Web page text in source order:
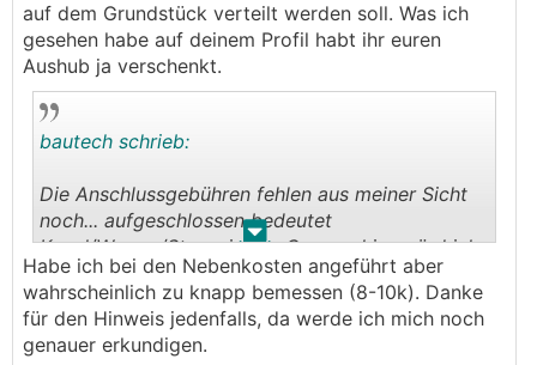
auf dem Grundstück verteilt werden soll. Was ich
gesehen habe auf deinem Profil habt ihr euren
Aushub ja verschenkt.
. .
bautech schrieb:
Die Anschlussgebühren fehlen aus meiner Sicht
noch... aufgeschlossen bedeutet
Kanal/Wasser/Strom in der Gasse - hier würd ich
an deiner Stelle nochmal Rücksprache mit den
Leitungsträgern halten und abklopfen, ob die
wirklich bis an deine Grundgrenze gehen. Sollte
das so sein musst du "nur mehr" die Anschlüsse
Habe ich bei den Nebenkosten angeführt aber
wahrscheinlich zu knapp bemessen (8-10k). Danke
für den Hinweis jedenfalls, da werde ich mich noch
genauer erkundigen.